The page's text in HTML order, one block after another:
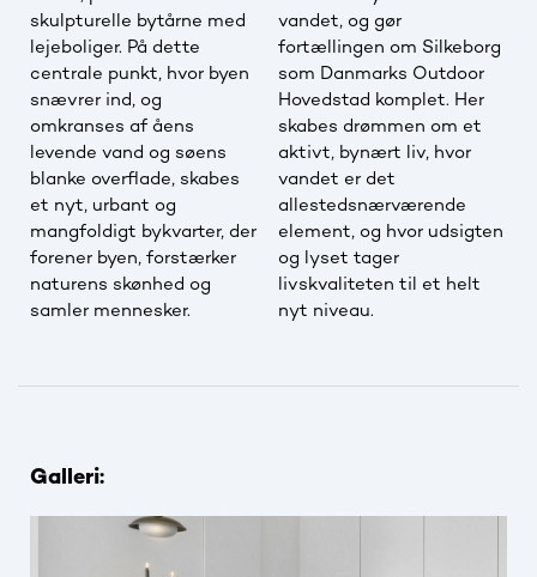
skulpturelle bytårne med
lejeboliger. På dette
centrale punkt, hvor byen
snævrer ind, og
omkranses af åens
levende vand og søens
blanke overflade, skabes
et nyt, urbant og
mangfoldigt bykvarter, der
forener byen, forstærker
naturens skønhed og
samler mennesker.
vandet, og gør
fortællingen om Silkeborg
som Danmarks Outdoor
Hovedstad komplet. Her
skabes drømmen om et
aktivt, bynært liv, hvor
vandet er det
allestedsnærværende
element, og hvor udsigten
og lyset tager
livskvaliteten til et helt
nyt niveau.
Galleri: